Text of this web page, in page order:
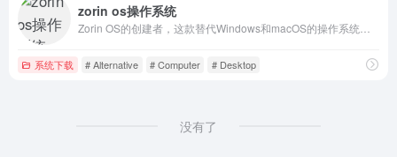
zorin os操作系统
系统下载 # Alternative # Computer # Desktop
没有了